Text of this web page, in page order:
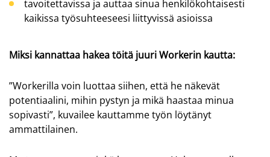
tavoitettavissa ja auttaa sinua henkilökohtaisesti
kaikissa työsuhteeseesi liittyvissä asioissa
Miksi kannattaa hakea töitä juuriWorkerin kautta:
”Workerilla voin luottaa siihen, että he näkevät
potentiaalini, mihin pystyn ja mikä haastaa minua
sopivasti”, kuvailee kauttamme työn löytänyt
ammattilainen.